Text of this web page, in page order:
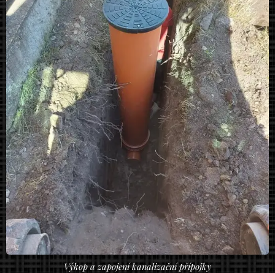
Výkop a zapojení kanalizační přípojky